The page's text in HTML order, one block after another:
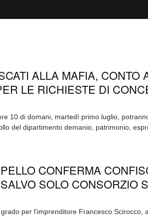
ALLA MAFIA, CONTO
LE RICHIESTE DI
10 di domani, martedì primo luglio,
del dipartimento demanio, patrimonio,
CONFERMA
SOLO CONSORZIO
per l’imprenditore Francesco Scirocco,